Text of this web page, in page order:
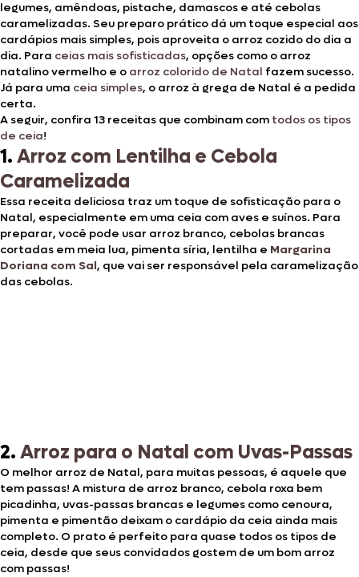
legumes, amêndoas, pistache, damascos e até cebolas
caramelizadas. Seu preparo prático dá um toque especial aos
cardápios mais simples, pois aproveita o arroz cozido do dia a
dia. Para ceias mais sofisticadas, opções como o arroz
natalino vermelho e o arroz colorido de Natal fazem sucesso.
Já para uma ceia simples, o arroz à grega de Natal é a pedida
certa.
A seguir, confira 13 receitas que combinam com todos os tipos
de ceia!
1.Arroz com Lentilha e Cebola
Caramelizada
Essa receita deliciosa traz um toque de sofisticação para o
Natal, especialmente em uma ceia com aves e suínos. Para
preparar, você pode usar arroz branco, cebolas brancas
cortadas em meia lua, pimenta síria, lentilha e Margarina
Doriana com Sal, que vai ser responsável pela caramelização
das cebolas.
2.Arroz para o Natal com Uvas-Passas
O melhor arroz de Natal, para muitas pessoas, é aquele que
tem passas! A mistura de arroz branco, cebola roxa bem
picadinha, uvas-passas brancas e legumes como cenoura,
pimenta e pimentão deixam o cardápio da ceia ainda mais
completo. O prato é perfeito para quase todos os tipos de
ceia, desde que seus convidados gostem de um bom arroz
com passas!